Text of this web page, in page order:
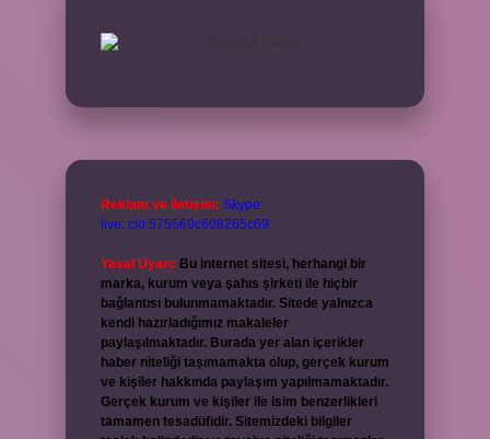
Reklam ve İletişim: Skype:
live:.cid.575569c608265c69
Yasal Uyarı: Bu internet sitesi, herhangi bir
marka, kurum veya şahıs şirketi ile hiçbir
bağlantısı bulunmamaktadır. Sitede yalnızca
kendi hazırladığımız makaleler
paylaşılmaktadır. Burada yer alan içerikler
haber niteliği taşımamakta olup, gerçek kurum
ve kişiler hakkında paylaşım yapılmamaktadır.
Gerçek kurum ve kişiler ile isim benzerlikleri
tamamen tesadüfidir. Sitemizdeki bilgiler